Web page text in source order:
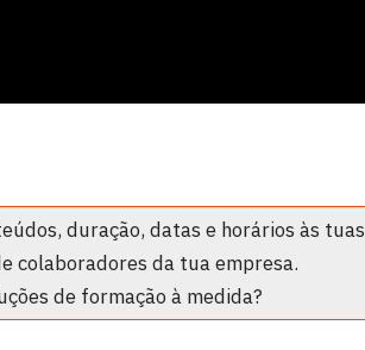
duração, datas e horários às tuas
colaboradores da tua empresa.
de formação à medida?